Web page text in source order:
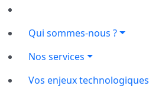
Qui sommes-nous ?
Nos services
Vos enjeux technologiques